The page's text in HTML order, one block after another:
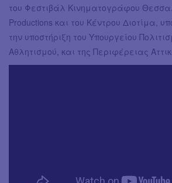
του Φεστιβάλ Κινηματογράφου
Productions και του Κέντρου Διοτίμα,
την υποστήριξη του Υπουργείου
Αθλητισμού, και της Περιφέρειας